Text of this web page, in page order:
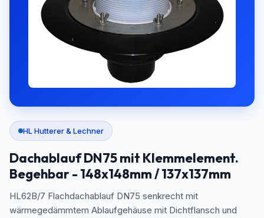
HL Hutterer & Lechner
Dachablauf DN75 mit Klemmelement.
Begehbar - 148x148mm / 137x137mm
HL62B/7 Flachdachablauf DN75 senkrecht mit
wärmegedämmtem Ablaufgehäuse mit Dichtflansch und